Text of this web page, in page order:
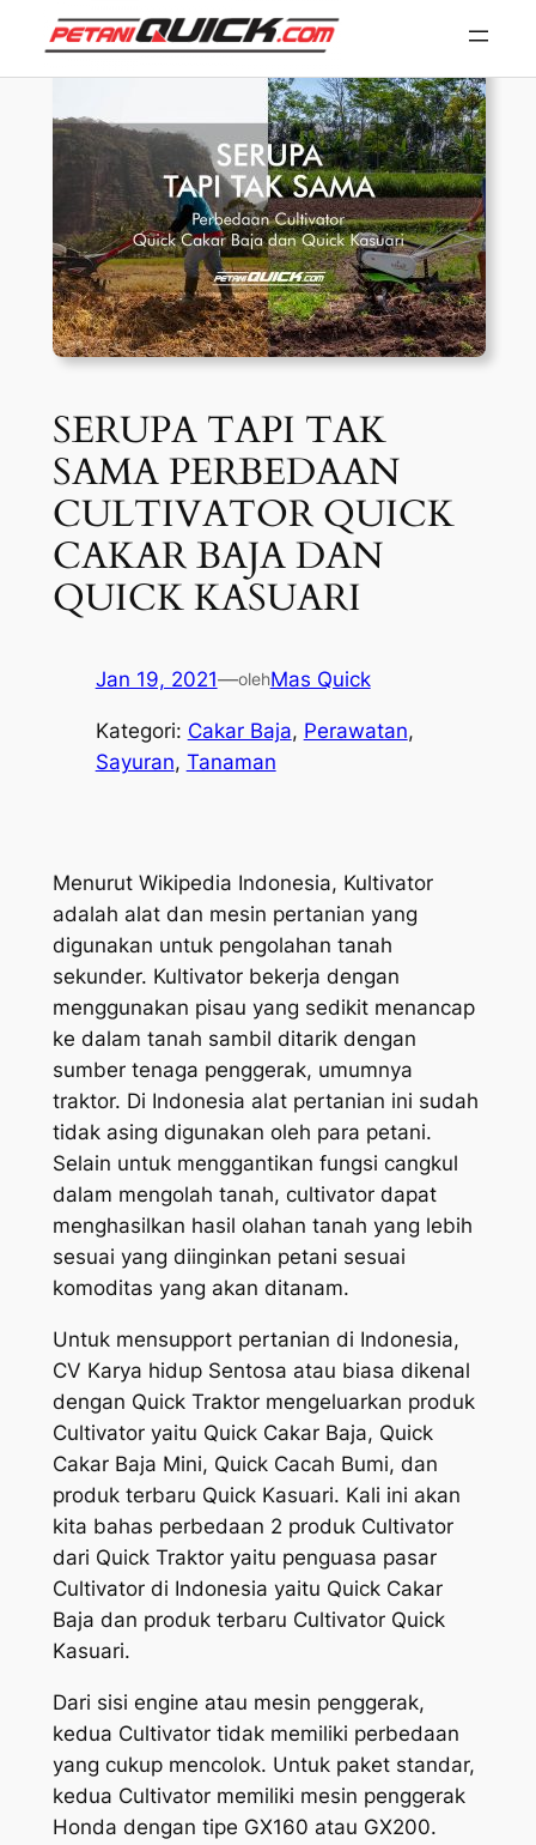
SERUPA TAPI TAK
SAMA PERBEDAAN
CULTIVATOR QUICK
CAKAR BAJA DAN
QUICK KASUARI
Jan 19, 2021—olehMas Quick
Kategori: Cakar Baja, Perawatan
Sayuran, Tanaman
Menurut Wikipedia Indonesia, Kultivator
adalah alat dan mesin pertanian yang
digunakan untuk pengolahan tanah
sekunder. Kultivator bekerja dengan
menggunakan pisau yang sedikit menancap
ke dalam tanah sambil ditarik dengan
sumber tenaga penggerak, umumnya
traktor. Di Indonesia alat pertanian ini sudah
tidak asing digunakan oleh para petani.
Selain untuk menggantikan fungsi cangkul
dalam mengolah tanah, cultivator dapat
menghasilkan hasil olahan tanah yang lebih
sesuai yang diinginkan petani sesuai
komoditas yang akan ditanam.
Untuk mensupport pertanian di Indonesia,
CV Karya hidup Sentosa atau biasa dikenal
dengan Quick Traktor mengeluarkan produk
Cultivator yaitu Quick Cakar Baja, Quick
Cakar Baja Mini, Quick Cacah Bumi, dan
produk terbaru Quick Kasuari. Kali ini akan
kita bahas perbedaan 2 produk Cultivator
dari Quick Traktor yaitu penguasa pasar
Cultivator di Indonesia yaitu Quick Cakar
Baja dan produk terbaru Cultivator Quick
Kasuari.
Dari sisi engine atau mesin penggerak,
kedua Cultivator tidak memiliki perbedaan
yang cukup mencolok. Untuk paket standar,
kedua Cultivator memiliki mesin penggerak
Honda dengan tipe GX160 atau GX200.